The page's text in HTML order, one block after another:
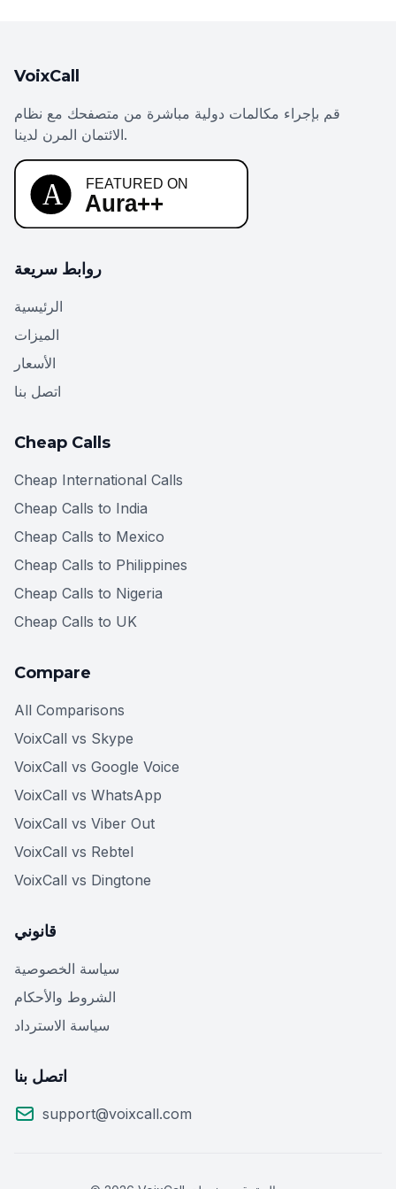
VoixCall
قم بإجراء مكالمات دولية مباشرة من متصفحك مع نظام
الائتمان المرن لدينا.
روابط سريعة
الرئيسية
الميزات
الأسعار
اتصل بنا
Cheap Calls
Cheap International Calls
Cheap Calls to India
Cheap Calls to Mexico
Cheap Calls to Philippines
Cheap Calls to Nigeria
Cheap Calls to UK
Compare
All Comparisons
VoixCall vs Skype
VoixCall vs Google Voice
VoixCall vs WhatsApp
VoixCall vs Viber Out
VoixCall vs Rebtel
VoixCall vs Dingtone
قانوني
سياسة الخصوصية
الشروط والأحكام
سياسة الاسترداد
اتصل بنا
support@voixcall.com